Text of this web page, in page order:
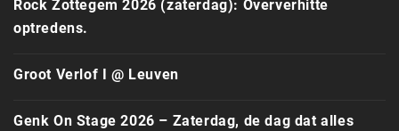
Rock Zottegem 2026 (zaterdag): Oververhitte
optredens.
Groot Verlof I @ Leuven
Genk On Stage 2026 – Zaterdag, de dag dat alles